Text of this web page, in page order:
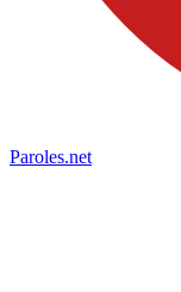
Paroles.net